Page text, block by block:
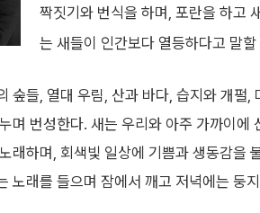
짝짓기와 번식을 하며, 포란을 하고
는 새들이 인간보다 열등하다고 말
숲들, 열대 우림, 산과 바다, 습지와 개
며 번성한다. 새는 우리와 아주 가까이
래하며, 회색빛 일상에 기쁨과 생동감을
노래를 들으며 잠에서 깨고 저녁에는 둥